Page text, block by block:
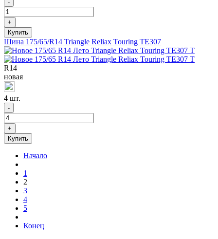
-
+
Шина 175/65/R14 Triangle Reliax Touring TE307
R14
новая
4 шт.
-
+
Начало
1
2
3
4
5
Конец